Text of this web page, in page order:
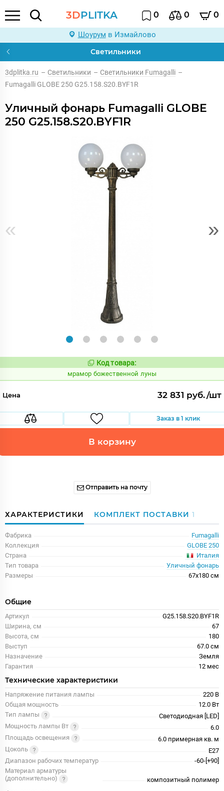
3DPLITKA 0 0 0
Шоурум в Измайлово
Светильники
3dplitka.ru – Светильники – Светильники Fumagalli –
Fumagalli GLOBE 250 G25.158.S20.BYF1R
Уличный фонарь Fumagalli GLOBE
250 G25.158.S20.BYF1R
« »
Код:
1063295
Код товара:
мрамор божественной луны
Цена 32 831 руб./шт
Заказ в 1 клик
В корзину
Отправить на почту
ХАРАКТЕРИСТИКИ КОМПЛЕКТ ПОСТАВКИ 1
Фабрика
Fumagalli
Коллекция
GLOBE 250
Страна
Италия
Тип товара
Уличный фонарь
Размеры
67x180 см
Общие
Артикул
G25.158.S20.BYF1R
Ширина, см
67
Высота, см
180
Выступ
67.0 см
Назначение
Земля
Гарантия
12 меc
Технические характеристики
Напряжение питания лампы
220 В
Общая мощность
12.0 Вт
Тип лампы
Светодиодная [LED]
Мощность лампы Вт
6.0
Площадь освещения
6.0 примерная кв. м
Цоколь
E27
Диапазон рабочих температур
-60-[+90]
Материал арматуры
(дополнительно)
композитный полимер